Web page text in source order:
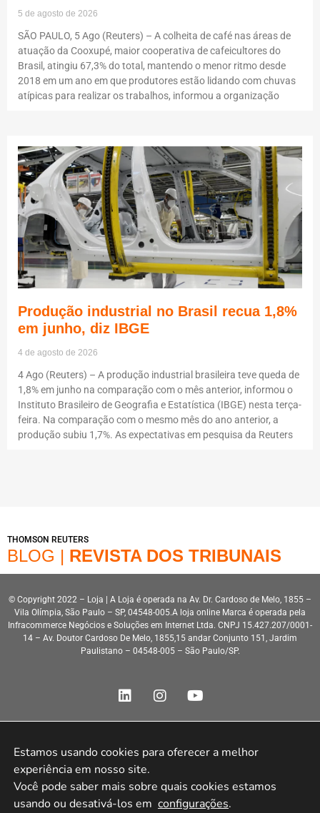
5 de agosto de 2026
SÃO PAULO, 5 Ago (Reuters) – A colheita de café nas áreas de
atuação da Cooxupé, maior cooperativa de cafeicultores do
Brasil, atingiu 67,3% do total, mantendo o menor ritmo desde
2018 em um ano em que produtores estão lidando com chuvas
atípicas para realizar os trabalhos, informou a organização
Produção industrial no Brasil recua 1,8%
em junho, diz IBGE
4 de agosto de 2026
4 Ago (Reuters) – A produção industrial brasileira teve queda de
1,8% em junho na comparação com o mês anterior, informou o
Instituto Brasileiro de Geografia e Estatística (IBGE) nesta terça-
feira. Na comparação com o mesmo mês do ano anterior, a
produção subiu 1,7%. As expectativas em pesquisa da Reuters
THOMSON REUTERS
BLOG | REVISTA DOS TRIBUNAIS
© Copyright 2022 – Loja | A Loja é operada na Av. Dr. Cardoso de Melo, 1855 –
Vila Olímpia, São Paulo – SP, 04548-005.A loja online Marca é operada pela
Infracommerce Negócios e Soluções em Internet Ltda. CNPJ 15.427.207/0001-
14 – Av. Doutor Cardoso De Melo, 1855,15 andar Conjunto 151, Jardim
Paulistano – 04548-005 – São Paulo/SP.
Estamos usando cookies para oferecer a melhor
experiência em nosso site.
Você pode saber mais sobre quais cookies estamos
usando ou desativá-los em configurações.